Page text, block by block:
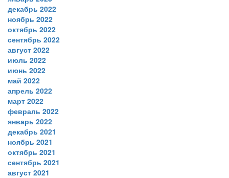
декабрь 2022
ноябрь 2022
октябрь 2022
сентябрь 2022
август 2022
июль 2022
июнь 2022
май 2022
апрель 2022
март 2022
февраль 2022
январь 2022
декабрь 2021
ноябрь 2021
октябрь 2021
сентябрь 2021
август 2021